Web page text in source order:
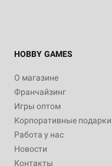
HOBBY GAMES
О магазине
Франчайзинг
Игры оптом
Корпоративные подарки
Работа у нас
Новости
Контакты